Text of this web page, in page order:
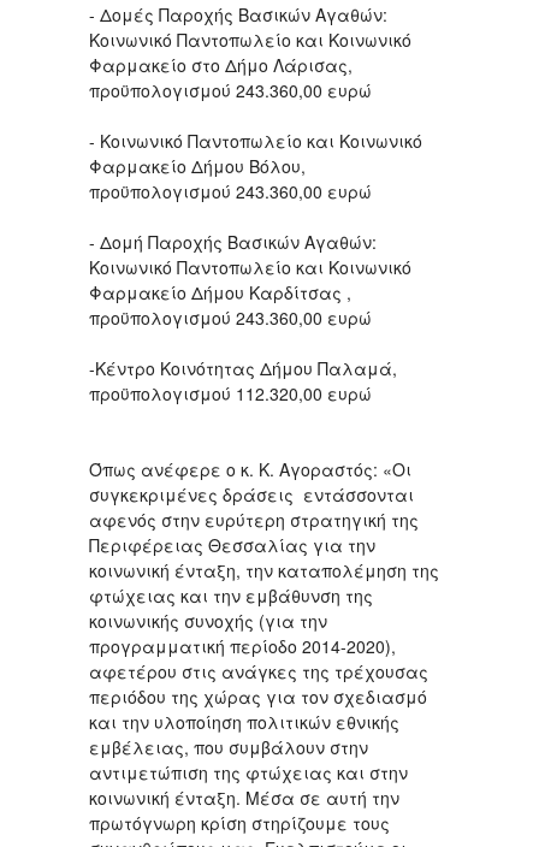
- Δομές Παροχής Βασικών Αγαθών:
Κοινωνικό Παντοπωλείο και Κοινωνικό
Φαρμακείο στο Δήμο Λάρισας,
προϋπολογισμού 243.360,00 ευρώ
- Κοινωνικό Παντοπωλείο και Κοινωνικό
Φαρμακείο Δήμου Βόλου,
προϋπολογισμού 243.360,00 ευρώ
- Δομή Παροχής Βασικών Αγαθών:
Κοινωνικό Παντοπωλείο και Κοινωνικό
Φαρμακείο Δήμου Καρδίτσας ,
προϋπολογισμού 243.360,00 ευρώ
-Κέντρο Κοινότητας Δήμου Παλαμά,
προϋπολογισμού 112.320,00 ευρώ
Όπως ανέφερε ο κ. Κ. Αγοραστός: «Οι
συγκεκριμένες δράσεις εντάσσονται
αφενός στην ευρύτερη στρατηγική της
Περιφέρειας Θεσσαλίας για την
κοινωνική ένταξη, την καταπολέμηση της
φτώχειας και την εμβάθυνση της
κοινωνικής συνοχής (για την
προγραμματική περίοδο 2014-2020),
αφετέρου στις ανάγκες της τρέχουσας
περιόδου της χώρας για τον σχεδιασμό
και την υλοποίηση πολιτικών εθνικής
εμβέλειας, που συμβάλουν στην
αντιμετώπιση της φτώχειας και στην
κοινωνική ένταξη. Μέσα σε αυτή την
πρωτόγνωρη κρίση στηρίζουμε τους